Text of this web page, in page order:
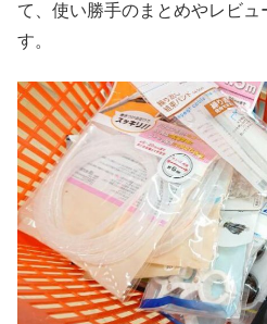
て、使い勝手のまとめやレビュ
す。